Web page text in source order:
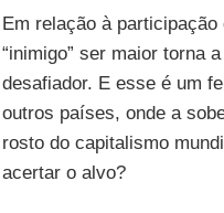
Em relação à
“inimigo” ser maior torna
desafiador. E esse é um
outros países, onde a
rosto do capitalismo
acertar o alvo?